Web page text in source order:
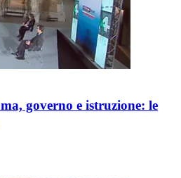
governo e istruzione: le